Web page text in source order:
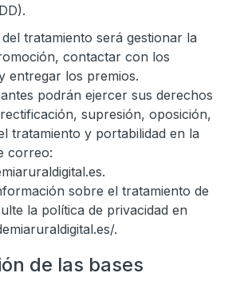
tratamiento será gestionar la
contactar con los
entregar los premios.
podrán ejercer sus derechos
supresión, oposición,
tratamiento y portabilidad en la
correo:
sobre el tratamiento de
la política de privacidad en
.
de las bases